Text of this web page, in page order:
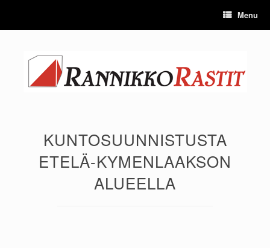
content
Menu
KUNTOSUUNNISTUSTA
ETELÄ-KYMENLAAKSON
ALUEELLA